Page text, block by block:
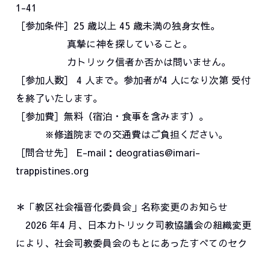
1-41
［参加条件］25 歳以上 45 歳未満の独身女性。
真摯に神を探していること。
カトリック信者か否かは問いません。
［参加人数］ 4 人まで。参加者が4 人になり次第 受付
を終了いたします。
［参加費］無料（宿泊・食事を含みます）。
※修道院までの交通費はご負担ください。
［問合せ先］ E-mail：deogratias@imari-
trappistines.org
＊「教区社会福音化委員会」名称変更のお知らせ
2026 年4 月、日本カトリック司教協議会の組織変更
により、社会司教委員会のもとにあったすべてのセク